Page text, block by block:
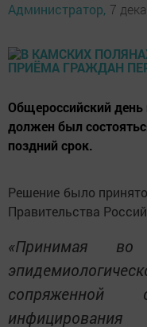
Администратор, 7
Общероссийский
должен был
поздний срок.
Решение было
Правительства
«Принимая во